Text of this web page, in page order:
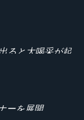
ーを展開